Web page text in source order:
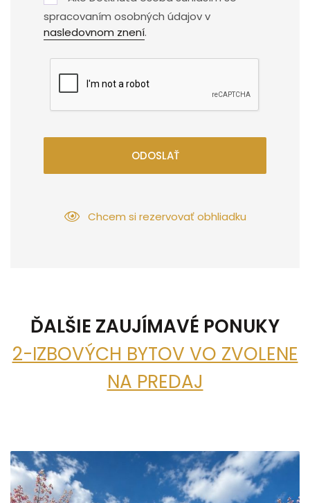
spracovaním osobných údajov v
nasledovnom znení.
ODOSLAŤ
Chcem si rezervovať obhliadku
ĎALŠIE ZAUJÍMAVÉ PONUKY
2-IZBOVÝCH BYTOV VO ZVOLENE
NA PREDAJ